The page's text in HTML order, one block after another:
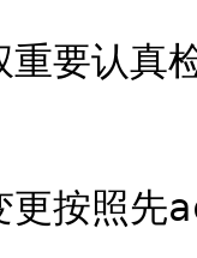
重要认真
更按照